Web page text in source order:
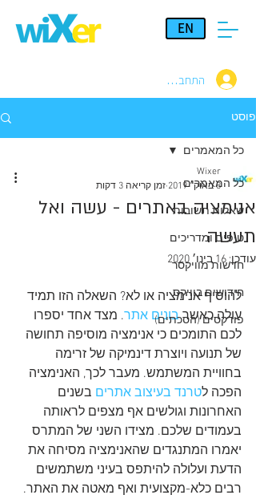
EN
פוסט
כל המאמרים
שאלות תשובות
טיפים ומדריכים
חדשות מוויקסר
חידושים בוויקס
פודקסים (הסכתים)
כל המאמרים
אנימציה באתרים - עשה ואל
תעשה
Wixer
8 באוק׳ 2019
זמן קריאה 3 דקות
עודכן:16 בינו׳ 2020
להוסיף אנימציה או לא? השאלה הזו תמיד
עולה כאשר בונים אתר. מצד אחד יספרו
לכם התומכים כי אנימציה מוסיפה תחושה
של תנועה ויוצרת דינמיקה של זרימה
בחוויית המשתמש. מעבר לכך, האנימציה
הפכה לטרנד בעיצוב אתרים בשנים
האחרונות וגולשים אף מצפים לראותה
בעמודים שלכם. מצידו השני של המתרס
יאמרו המתנגדים שהאנימציה מסיחה את
הדעת ועלולה להיתפס בעיני משתמשים
רבים כלא-מקצועית ואף מאטה את האתר.
התחברות